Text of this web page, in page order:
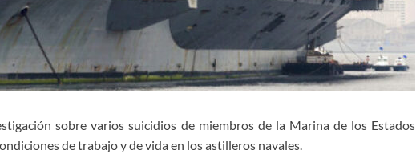
sobre varios suicidios de miembros de la Marina de los Estados
de trabajo y de vida en los astilleros navales.